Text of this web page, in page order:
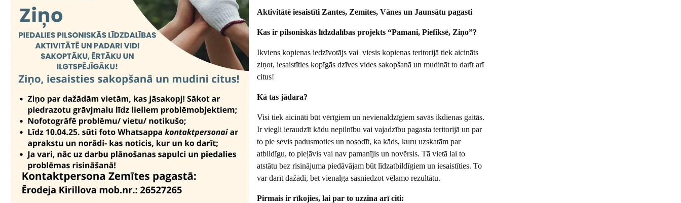
Aktivitātē iesaistīti Zantes, Zemītes, Vānes un Jaunsātu pagasti
Kas ir pilsoniskās līdzdalības projekts “Pamani, Piefiksē, Ziņo”?
Ikviens kopienas iedzīvotājs vai viesis kopienas teritorijā tiek aicināts
ziņot, iesaistīties kopīgās dzīves vides sakopšanā un mudināt to darīt arī
citus!
Kā tas jādara?
Visi tiek aicināti būt vērīgiem un nevienaldzīgiem savās ikdienas gaitās.
Ir viegli ieraudzīt kādu nepilnību vai vajadzību pagasta teritorijā un par
to pie sevis padusmoties un nosodīt, ka kāds, kuru uzskatām par
atbildīgu, to pieļāvis vai nav pamanījis un novērsis. Tā vietā lai to
atstātu bez risinājuma piedāvājam būt līdzatbildīgiem un iesaistīties. To
var darīt dažādi, bet vienalga sasniedzot vēlamo rezultātu.
Pirmais ir rīkojies, lai par to uzzina arī citi: